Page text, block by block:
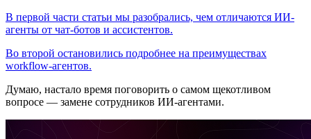
В первой части статьи мы разобрались, чем отличаются ИИ-
агенты от чат-ботов и ассистентов.
Во второй остановились подробнее на преимуществах
workflow-агентов.
Думаю, настало время поговорить о самом щекотливом
вопросе — замене сотрудников ИИ-агентами.